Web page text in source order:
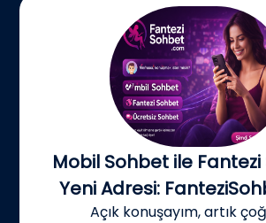
Mobil Sohbet ile
Yeni Adresi:
Açık konuşayım, artık